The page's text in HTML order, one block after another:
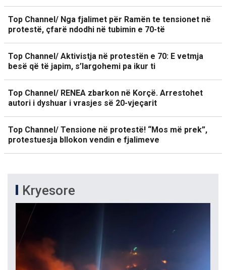
Top Channel/ Nga fjalimet për Ramën te tensionet në
protestë, çfarë ndodhi në tubimin e 70-të
Top Channel/ Aktivistja në protestën e 70: E vetmja
besë që të japim, s’largohemi pa ikur ti
Top Channel/ RENEA zbarkon në Korçë. Arrestohet
autori i dyshuar i vrasjes së 20-vjeçarit
Top Channel/ Tensione në protestë! “Mos më prek”,
protestuesja bllokon vendin e fjalimeve
Kryesore